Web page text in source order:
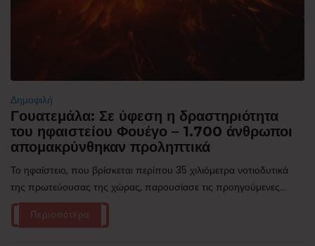
Δημοφιλή
Γουατεμάλα: Σε ύφεση η δραστηριότητα
του ηφαιστείου Φουέγο – 1.700 άνθρωποι
απομακρύνθηκαν προληπτικά
Το ηφαίστειο, που βρίσκεται περίπου 35 χιλιόμετρα νοτιοδυτικά
της πρωτεύουσας της χώρας, παρουσίασε τις προηγούμενες...
Περισσότερα